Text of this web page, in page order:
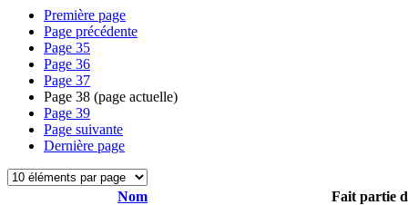
Première page
Page précédente
Page 35
Page 36
Page 37
Page 38 (page actuelle)
Page 39
Page suivante
Dernière page
Nom
Fait partie